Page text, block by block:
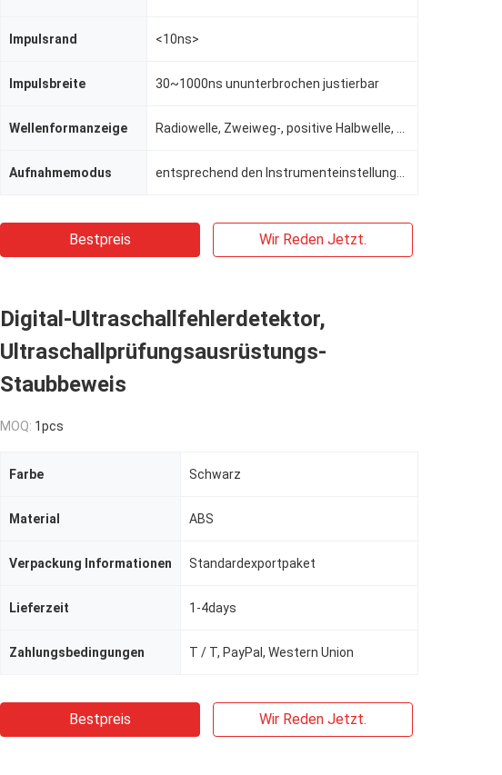
Impulsrand <10ns>
Impulsbreite 30~1000ns ununterbrochen justierbar
Wellenformanzeige
Aufnahmemodus
Bestpreis Wir Reden Jetzt.
Digital-Ultraschallfehlerdetektor,
Ultraschallprüfungsausrüstungs-
Staubbeweis
MOQ: 1pcs
Farbe Schwarz
Material ABS
Verpackung Informationen Standardexportpaket
Lieferzeit 1-4days
Zahlungsbedingungen T / T, PayPal, Western Union
Bestpreis Wir Reden Jetzt.